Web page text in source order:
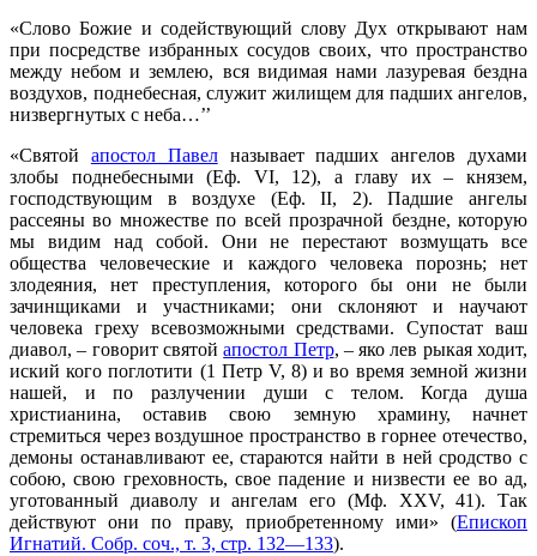
«Слово Божие и содействующий слову Дух открывают нам
при посредстве избранных сосудов своих, что пространство
между небом и землею, вся видимая нами лазуревая бездна
воздухов, поднебесная, служит жилищем для падших ангелов,
низвергнутых с неба…’’
«Святой апостол Павелназывает падших ангелов духами
злобы поднебесными (Еф. VI, 12), а главу их – князем,
господствующим в воздухе (Еф. II, 2). Падшие ангелы
рассеяны во множестве по всей прозрачной бездне, которую
мы видим над собой. Они не перестают возмущать все
общества человеческие и каждого человека порознь; нет
злодеяния, нет преступления, которого бы они не были
зачинщиками и участниками; они склоняют и научают
человека греху всевозможными средствами. Супостат ваш
диавол, – говорит святойапостол Петр, – яко лев рыкая ходит,
иский кого поглотити (1 Петр V, 8) и во время земной жизни
нашей, и по разлучении души с телом. Когда душа
христианина, оставив свою земную храмину, начнет
стремиться через воздушное пространство в горнее отечество,
демоны останавливают ее, стараются найти в ней сродство с
собою, свою греховность, свое падение и низвести ее во ад,
уготованный диаволу и ангелам его (Мф. XXV, 41). Так
действуют они по праву, приобретенному ими» (Епископ
Игнатий. Собр. соч., т. 3, стр. 132—133).